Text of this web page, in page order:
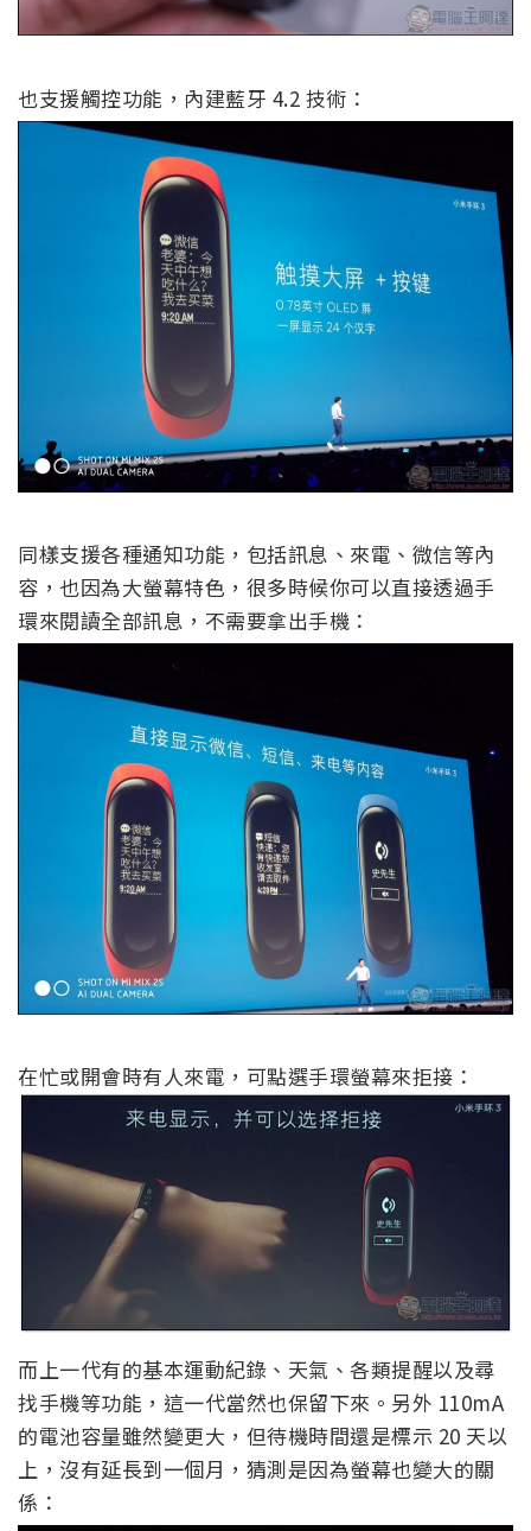
也支援觸控功能，內建藍牙 4.2 技術：
同樣支援各種通知功能，包括訊息、來電、微信等內
容，也因為大螢幕特色，很多時候你可以直接透過手
環來閱讀全部訊息，不需要拿出手機：
在忙或開會時有人來電，可點選手環螢幕來拒接：
而上一代有的基本運動紀錄、天氣、各類提醒以及尋
找手機等功能，這一代當然也保留下來。另外 110mA
的電池容量雖然變更大，但待機時間還是標示 20 天以
上，沒有延長到一個月，猜測是因為螢幕也變大的關
係：